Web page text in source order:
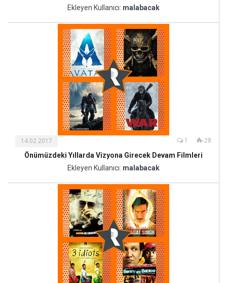
Ekleyen Kullanıcı: malabacak
14.02.2017 1 28
Önümüzdeki Yıllarda Vizyona Girecek Devam Filmleri
Ekleyen Kullanıcı: malabacak
Kültür